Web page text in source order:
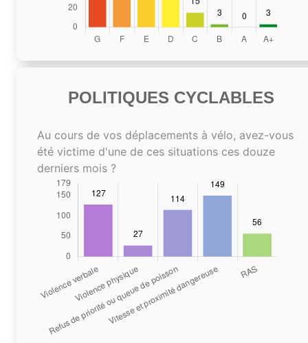
POLITIQUES CYCLABLES
Au cours de vos déplacements à vélo, avez-vous
été victime d'une de ces situations ces douze
derniers mois ?